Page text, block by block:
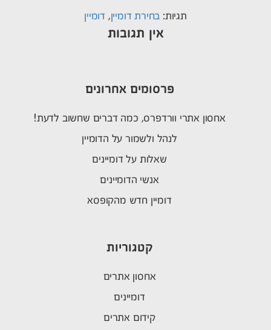
תגיות: בחירת דומיין, דומיין
אין תגובות
פרסומים אחרונים
אחסון אתרי וורדפרס, כמה דברים שחשוב לדעת!
לנהל ולשמור על הדומיין
שאלות על דומיינים
אנשי הדומיינים
דומיין חדש מהקופסא
קטגוריות
אחסון אתרים
דומיינים
קידום אתרים